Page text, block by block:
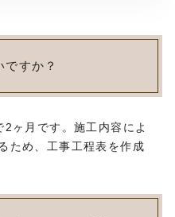
ポリシー
すか？
ヶ月です。施工内容によ
ため、工事工程表を作成